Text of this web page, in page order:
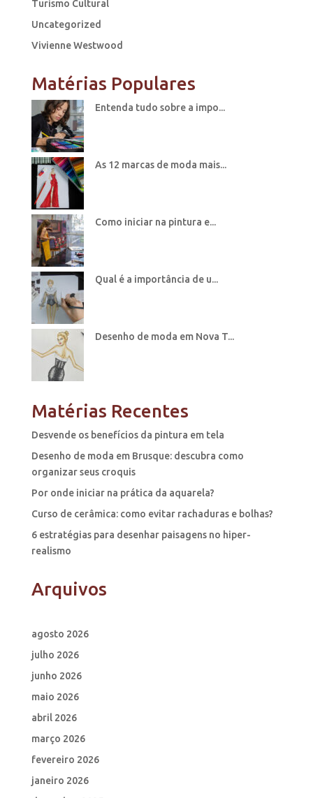
Turismo Cultural
Uncategorized
Vivienne Westwood
Matérias Populares
Entenda tudo sobre a impo...
As 12 marcas de moda mais...
Como iniciar na pintura e...
Qual é a importância de u...
Desenho de moda em Nova T...
Matérias Recentes
Desvende os benefícios da pintura em tela
Desenho de moda em Brusque: descubra como
organizar seus croquis
Por onde iniciar na prática da aquarela?
Curso de cerâmica: como evitar rachaduras e bolhas?
6 estratégias para desenhar paisagens no hiper-
realismo
Arquivos
agosto 2026
julho 2026
junho 2026
maio 2026
abril 2026
março 2026
fevereiro 2026
janeiro 2026